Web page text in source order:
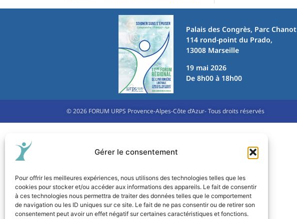
Gérer le consentement
Pour offrir les meilleures expériences, nous utilisons des technologies telles que les
cookies pour stocker et/ou accéder aux informations des appareils. Le fait de consentir
à ces technologies nous permettra de traiter des données telles que le comportement
de navigation ou les ID uniques sur ce site. Le fait de ne pas consentir ou de retirer son
consentement peut avoir un effet négatif sur certaines caractéristiques et fonctions.
Palais des Congrès, Parc Chanot
114 rond-point du Prado,
13008 Marseille
19 mai 2026
De 8h00 à 18h00
© 2026 FORUM URPS Provence-Alpes-Côte d’Azur- Tous droits réservés